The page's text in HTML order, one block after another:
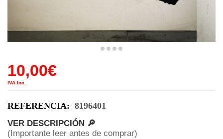
10,00€
IVA Inc.
REFERENCIA: 8196401
VER DESCRIPCIÓN 🔎
(Importante leer antes de comprar)